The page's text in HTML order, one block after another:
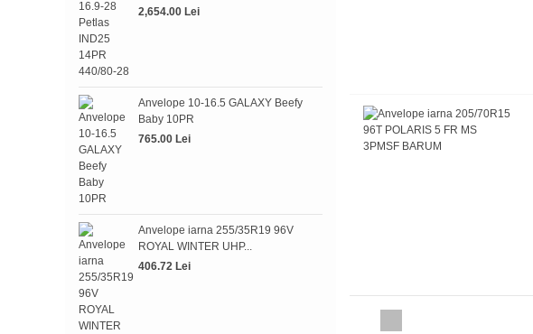
2,654.00 Lei
Anvelope 10-16.5 GALAXY Beefy
Baby 10PR
765.00 Lei
Anvelope iarna 255/35R19 96V
ROYAL WINTER UHP...
406.72 Lei
Anvelope iarna 205/60R16 92H